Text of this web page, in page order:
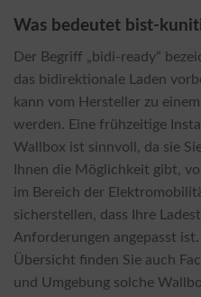
Was bedeutet bist-
Der Begriff „bidi-ready“
das bidirektionale Laden
kann vom Hersteller zu
werden. Eine frühzeitige
Wallbox ist sinnvoll, da sie
Ihnen die Möglichkeit gibt,
im Bereich der
sicherstellen, dass Ihre
Anforderungen angepasst
Übersicht finden Sie auch
und Umgebung solche